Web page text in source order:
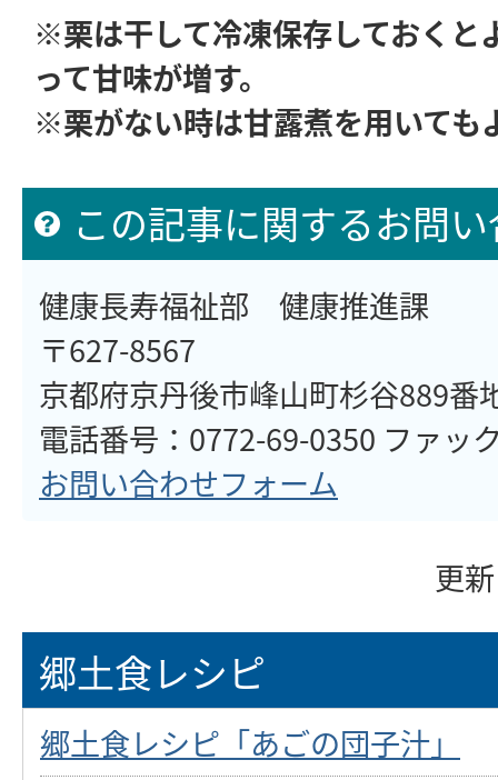
※栗は干して冷凍保存しておくと
って甘味が増す。
※栗がない時は甘露煮を用いても
この記事に関するお問
健康長寿福祉部 健康推進課
〒627-8567
京都府京丹後市峰山町杉谷889番
電話番号：0772-69-0350 ファッ
お問い合わせフォーム
更
郷土食レシピ
郷土食レシピ「あごの団子汁」